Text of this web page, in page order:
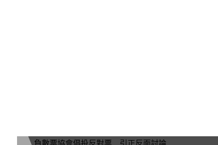
負數票協會倡投反對票 引正反面討論